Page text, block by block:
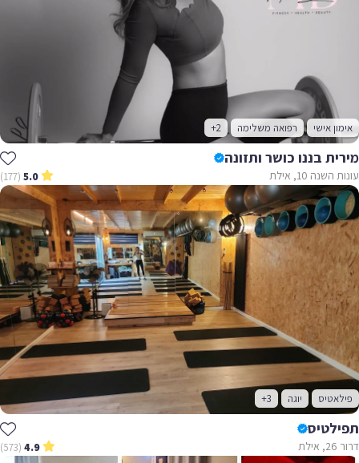
אימון אישי רפואה משלימה +2
מירית בננו כושר ותזונה
עונות השנה 10, אילת 5.0
(177)
פילאטיס יוגה +3
תפילטיס
דרור 26, אילת 4.9
(573)